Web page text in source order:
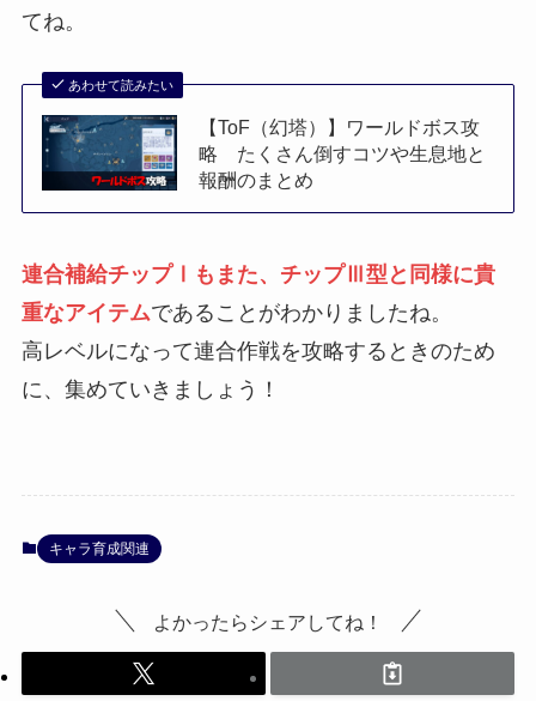
てね。
あわせて読みたい
【ToF（幻塔）】ワールドボス攻
略 たくさん倒すコツや生息地と
報酬のまとめ
連合補給チップⅠもまた、チップⅢ型と同様に貴
重なアイテムであることがわかりましたね。
高レベルになって連合作戦を攻略するときのため
に、集めていきましょう！
キャラ育成関連
よかったらシェアしてね！